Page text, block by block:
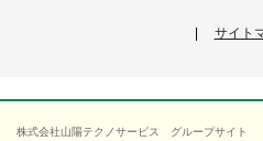
サイト
株式会社山陽テクノサービス グループサイト